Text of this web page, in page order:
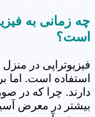
چه زمانی به
است؟
فیزیوتراپی در
استفاده است. اما
دارند. چرا که در
بیشتر در معرض